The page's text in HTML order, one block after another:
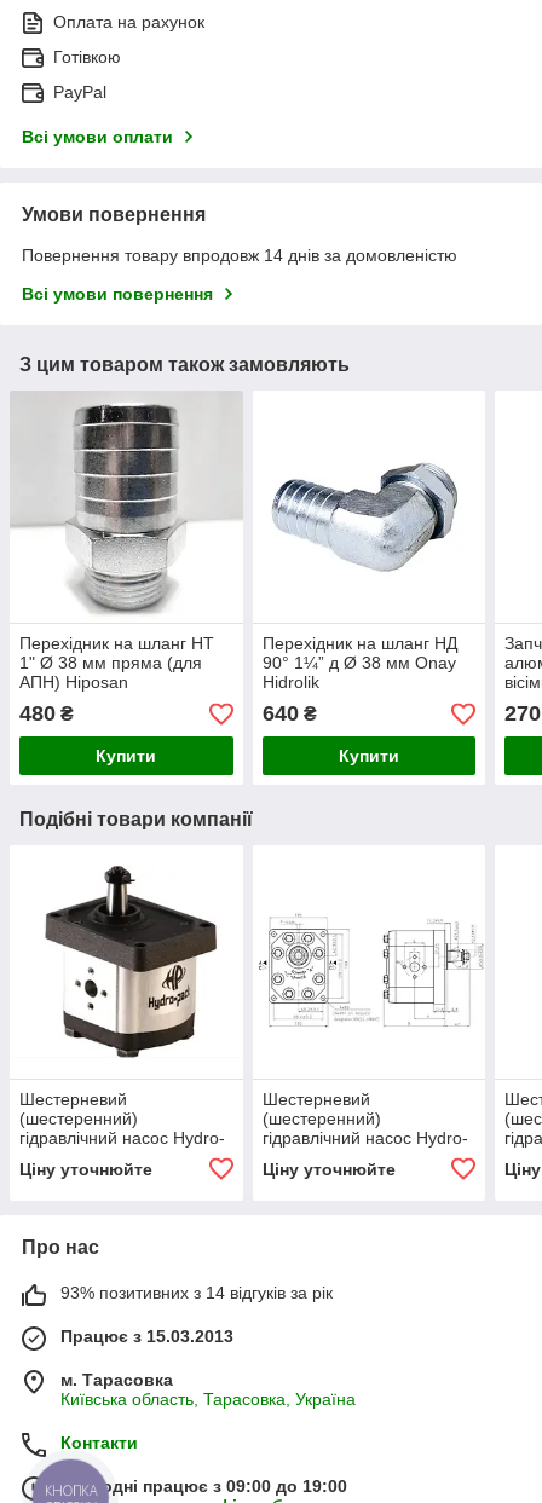
Оплата на рахунок
Готівкою
PayPal
Всі умови оплати
Умови повернення
Повернення товару впродовж 14 днів за домовленістю
Всі умови повернення
З цим товаром також замовляють
Перехідник на шланг НТ
1" Ø 38 мм пряма (для
АПН) Hiposan
480 ₴
Купити
Перехідник на шланг НД
90° 1¼” д Ø 38 мм Onay
Hidrolik
640₴
Купити
270
Подібні товари компанії
Шестерневий
(шестеренний)
гідравлічний насос Hydro-
Ціну уточнюйте
Шестерневий
(шестеренний)
гідравлічний насос Hydro-
Ціну уточнюйте
Про нас
93% позитивних з 14 відгуків за рік
Працює з 15.03.2013
м. Тарасовка
Київська область, Тарасовка, Україна
Контакти
Сьогодні працює з 09:00 до 19:00
КНОПКА